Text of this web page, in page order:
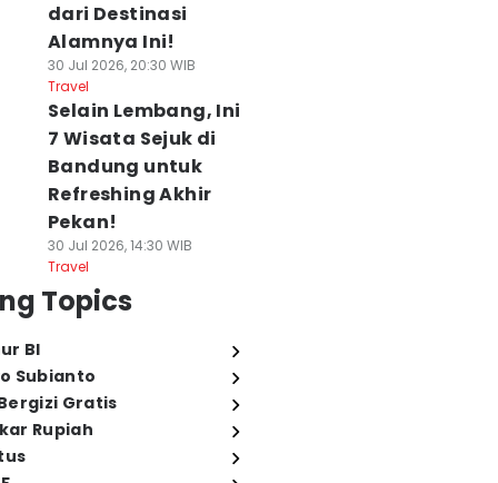
dari Destinasi
Alamnya Ini!
30 Jul 2026, 20:30 WIB
Travel
Selain Lembang, Ini
7 Wisata Sejuk di
Bandung untuk
Refreshing Akhir
Pekan!
30 Jul 2026, 14:30 WIB
Travel
Topics
BI
Subianto
Gratis
Rupiah